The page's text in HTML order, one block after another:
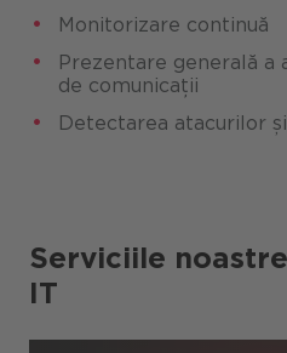
Monitorizare continuă
Prezentare generală a
de comunicații
Detectarea atacurilor
Serviciile
IT